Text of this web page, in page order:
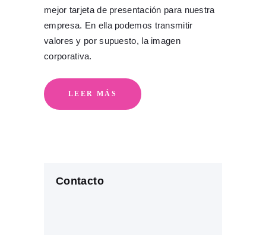
mejor tarjeta de presentación para nuestra
empresa. En ella podemos transmitir
valores y por supuesto, la imagen
corporativa.
LEER MÁS
Contacto